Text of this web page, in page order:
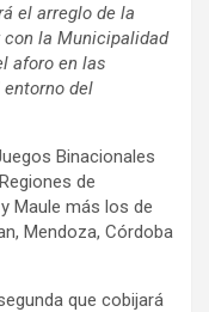
el arreglo de la
con la Municipalidad
aforo en las
del
Binacionales
de
Maule más los de
Mendoza, Córdoba
que cobijará